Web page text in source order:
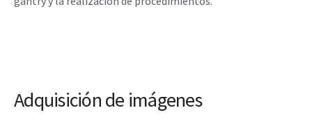
Adquisición de imágenes